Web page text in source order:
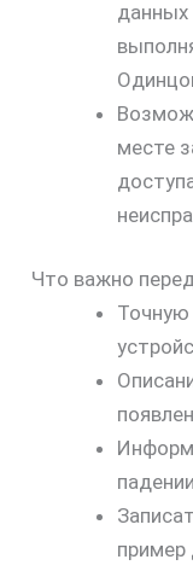
данных
месте
Что важно
пример